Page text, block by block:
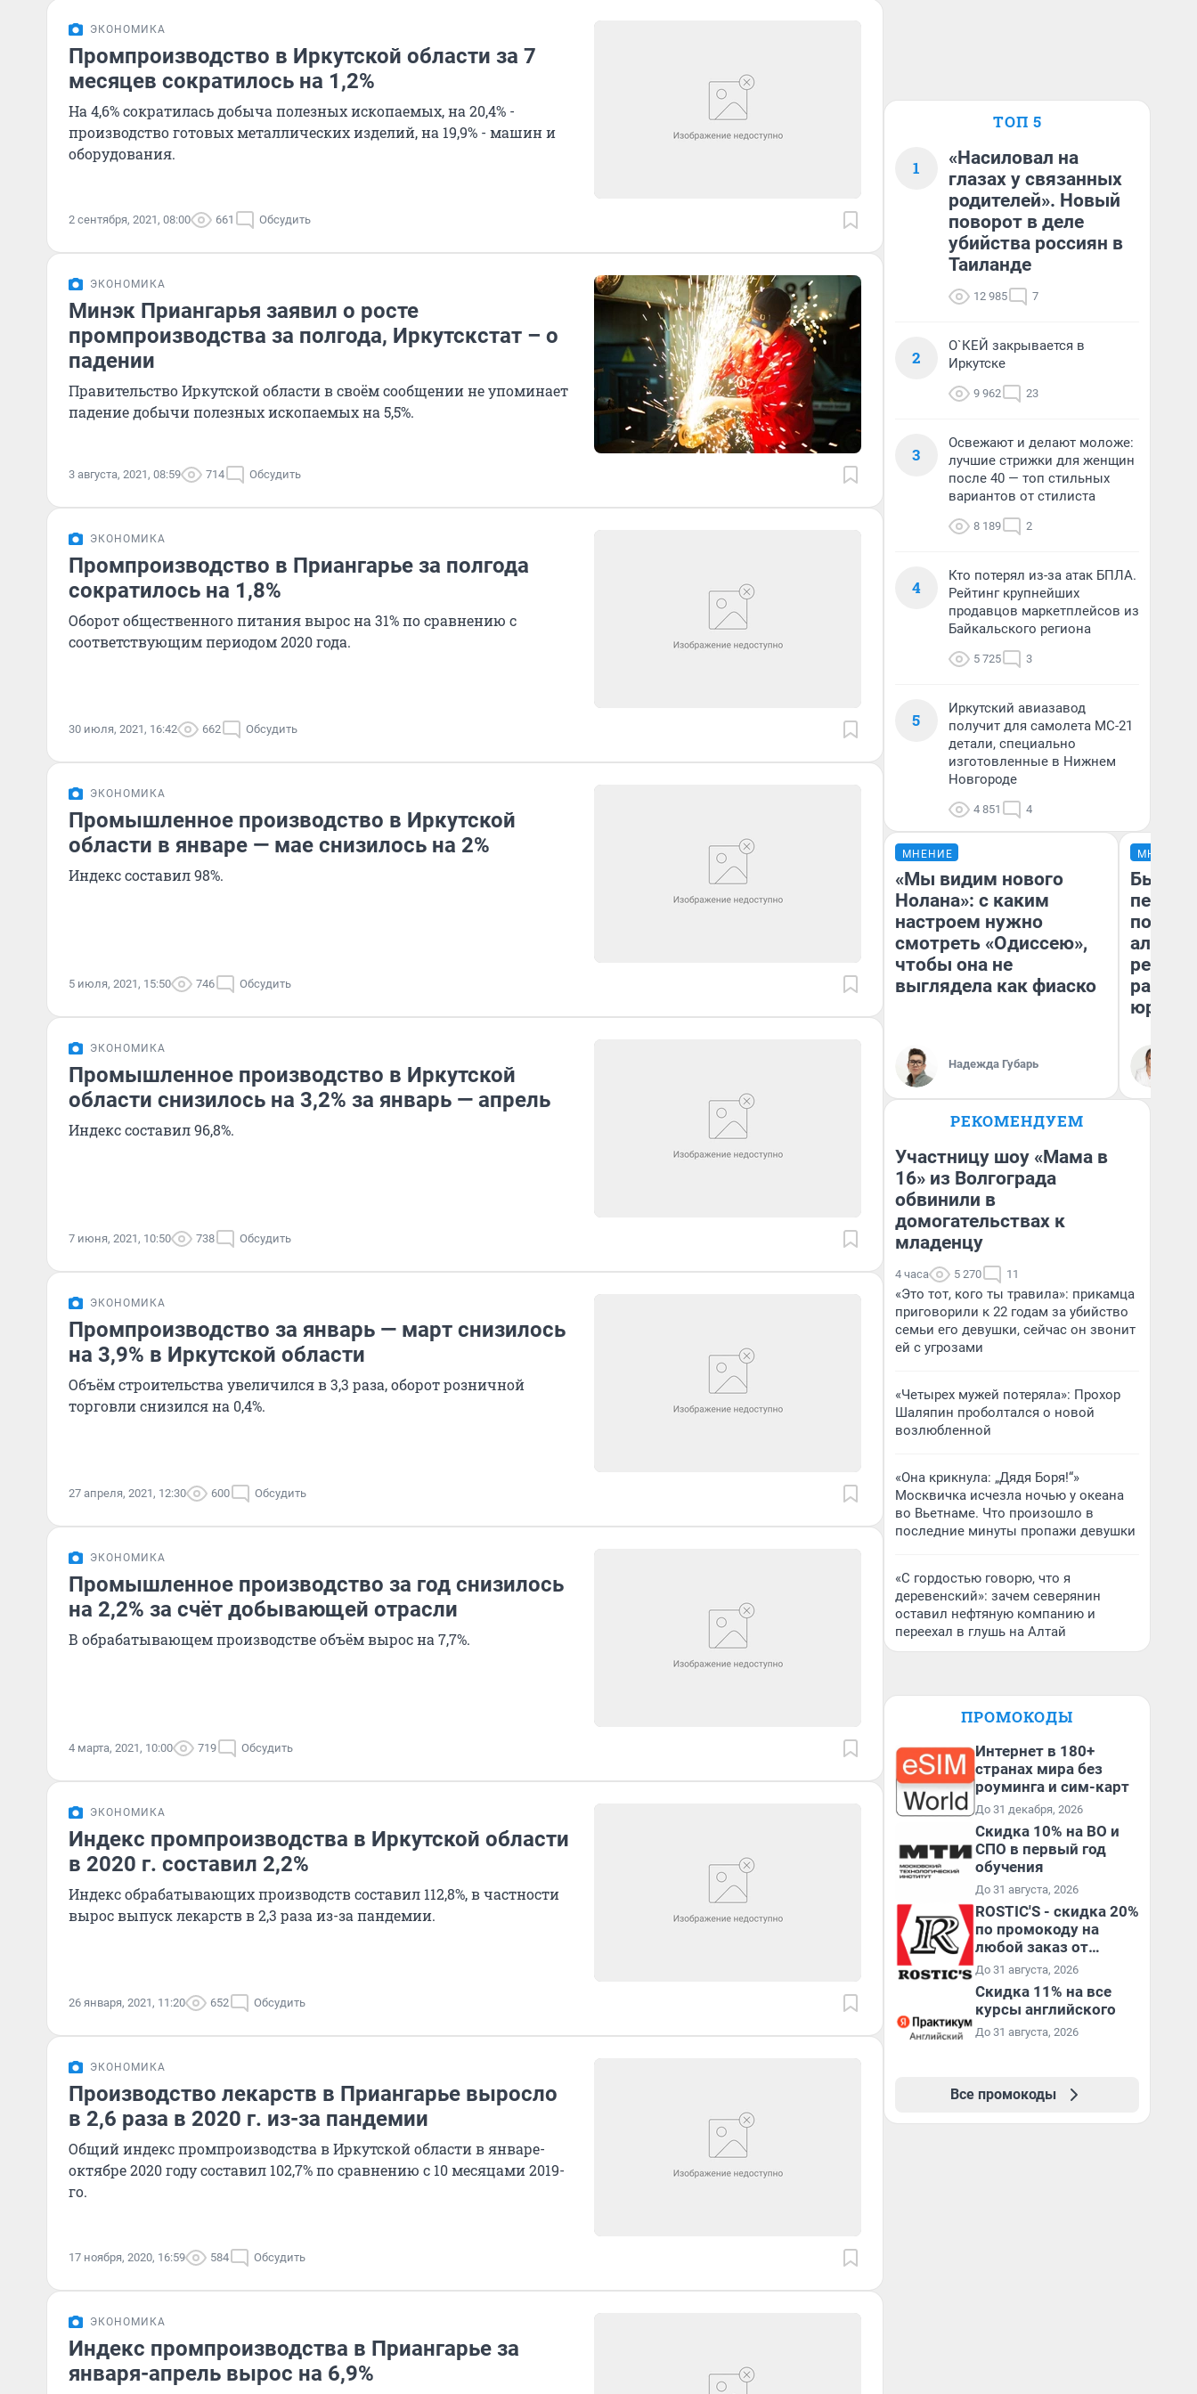
ЭКОНОМИКА
Промпроизводство в Иркутской области за 7
месяцев сократилось на 1,2%
На 4,6% сократилась добыча полезных ископаемых, на 20,4% -
производство готовых металлических изделий, на 19,9% - машин и
оборудования.
2 сентября, 2021, 08:00 661 Обсудить
ЭКОНОМИКА
Минэк Приангарья заявил о росте
промпроизводства за полгода, Иркутскстат – о
падении
Правительство Иркутской области в своём сообщении не упоминает
падение добычи полезных ископаемых на 5,5%.
3 августа, 2021, 08:59 714 Обсудить
ЭКОНОМИКА
Промпроизводство в Приангарье за полгода
сократилось на 1,8%
Оборот общественного питания вырос на 31% по сравнению с
соответствующим периодом 2020 года.
30 июля, 2021, 16:42 662 Обсудить
ЭКОНОМИКА
Промышленное производство в Иркутской
области в январе — мае снизилось на 2%
Индекс составил 98%.
5 июля, 2021, 15:50 746 Обсудить
ЭКОНОМИКА
Промышленное производство в Иркутской
области снизилось на 3,2% за январь — апрель
Индекс составил 96,8%.
7 июня, 2021, 10:50 738 Обсудить
ЭКОНОМИКА
Промпроизводство за январь — март снизилось
на 3,9% в Иркутской области
Объём строительства увеличился в 3,3 раза, оборот розничной
торговли снизился на 0,4%.
27 апреля, 2021, 12:30 600 Обсудить
ЭКОНОМИКА
Промышленное производство за год снизилось
на 2,2% за счёт добывающей отрасли
В обрабатывающем производстве объём вырос на 7,7%.
4 марта, 2021, 10:00 719 Обсудить
ЭКОНОМИКА
Индекс промпроизводства в Иркутской области
в 2020 г. составил 2,2%
Индекс обрабатывающих производств составил 112,8%, в частности
вырос выпуск лекарств в 2,3 раза из-за пандемии.
26 января, 2021, 11:20 652 Обсудить
ЭКОНОМИКА
Производство лекарств в Приангарье выросло
в 2,6 раза в 2020 г. из-за пандемии
Общий индекс промпроизводства в Иркутской области в январе-
октябре 2020 году составил 102,7% по сравнению с 10 месяцами 2019-
го.
17 ноября, 2020, 16:59 584 Обсудить
ЭКОНОМИКА
Индекс промпроизводства в Приангарье за
января-апрель вырос на 6,9%
ТОП 5
1
«Насиловал на
глазах у связанных
родителей». Новый
поворот в деле
убийства россиян в
Таиланде
12 985 7
2
О`КЕЙ закрывается в
Иркутске
9 962 23
3
Освежают и делают моложе:
лучшие стрижки для женщин
после 40 — топ стильных
вариантов от стилиста
8 189 2
4
Кто потерял из-за атак БПЛА.
Рейтинг крупнейших
продавцов маркетплейсов из
Байкальского региона
5 725 3
5
Иркутский авиазавод
получит для самолета МС-21
детали, специально
изготовленные в Нижнем
Новгороде
4 851 4
МНЕНИЕ
«Мы видим нового
Нолана»: с каким
настроем нужно
смотреть «Одиссею»,
чтобы она не
выглядела как фиаско
Надежда Губарь
МНЕНИЕ
Был
разбор
юриста
РЕКОМЕНДУЕМ
Участницу шоу «Мама в
16» из Волгограда
обвинили в
домогательствах к
младенцу
4 часа 5 270 11
«Это тот, кого ты травила»: прикамца
приговорили к 22 годам за убийство
семьи его девушки, сейчас он звонит
ей с угрозами
«Четырех мужей потеряла»: Прохор
Шаляпин проболтался о новой
возлюбленной
«Она крикнула: „Дядя Боря!“»
Москвичка исчезла ночью у океана
во Вьетнаме. Что произошло в
последние минуты пропажи девушки
«С гордостью говорю, что я
деревенский»: зачем северянин
оставил нефтяную компанию и
переехал в глушь на Алтай
ПРОМОКОДЫ
Интернет в 180+
странах мира без
роуминга и сим-карт
До 31 декабря, 2026
Скидка 10% на ВО и
СПО в первый год
обучения
До 31 августа, 2026
ROSTIC'S - скидка 20%
по промокоду на
любой заказ от
3199₽!
До 31 августа, 2026
Скидка 11% на все
курсы английского
До 31 августа, 2026
Все промокоды